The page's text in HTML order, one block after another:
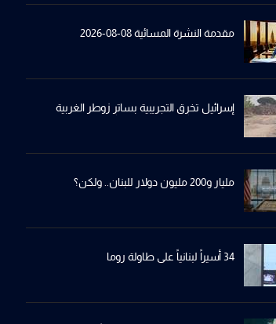
مقدمة النشرة المسائية 08-08-2026
إسرائيل تخرِق التجريبية بساترِ زوطر الغربية
مليار و200 مليون دولار للبنان.. ولكن؟
34 أسيراً لبنانياً على طاولة روما